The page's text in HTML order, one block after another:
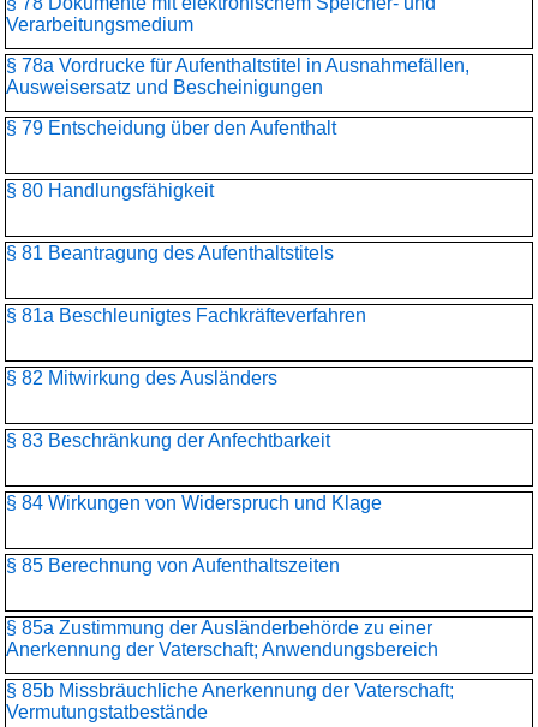
Verarbeitungsmedium
§ 78a Vordrucke für Aufenthaltstitel in Ausnahmefällen,
Ausweisersatz und Bescheinigungen
§ 79 Entscheidung über den Aufenthalt
§ 80 Handlungsfähigkeit
§ 81 Beantragung des Aufenthaltstitels
§ 81a Beschleunigtes Fachkräfteverfahren
§ 82 Mitwirkung des Ausländers
§ 83 Beschränkung der Anfechtbarkeit
§ 84 Wirkungen von Widerspruch und Klage
§ 85 Berechnung von Aufenthaltszeiten
§ 85a Zustimmung der Ausländerbehörde zu einer
Anerkennung der Vaterschaft; Anwendungsbereich
§ 85b Missbräuchliche Anerkennung der Vaterschaft;
Vermutungstatbestände